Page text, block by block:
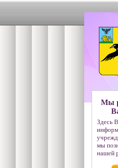
Мы
Здесь
мы
нашей